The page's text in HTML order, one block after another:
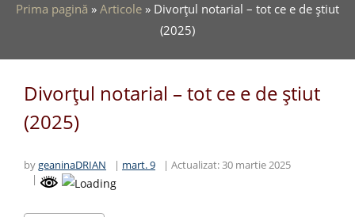
Prima pagină » Articole » Divorțul notarial – tot ce e de știut
(2025)
Divorțul notarial – tot ce e de știut
(2025)
bygeaninaDRIAN mart. 9 Actualizat:30 martie 2025